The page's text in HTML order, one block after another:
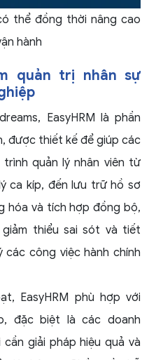
thể đồng thời nâng cao
hành
quản trị nhân sự
EasyHRM là phần
được thiết kế để giúp các
quản lý nhân viên từ
ca kíp, đến lưu trữ hồ sơ
hóa và tích hợp đồng bộ,
giảm thiểu sai sót và tiết
công việc hành chính
EasyHRM phù hợp với
đặc biệt là các doanh
giải pháp hiệu quả và